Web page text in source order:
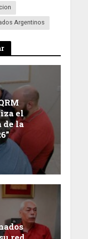
Argentinos
el
de la